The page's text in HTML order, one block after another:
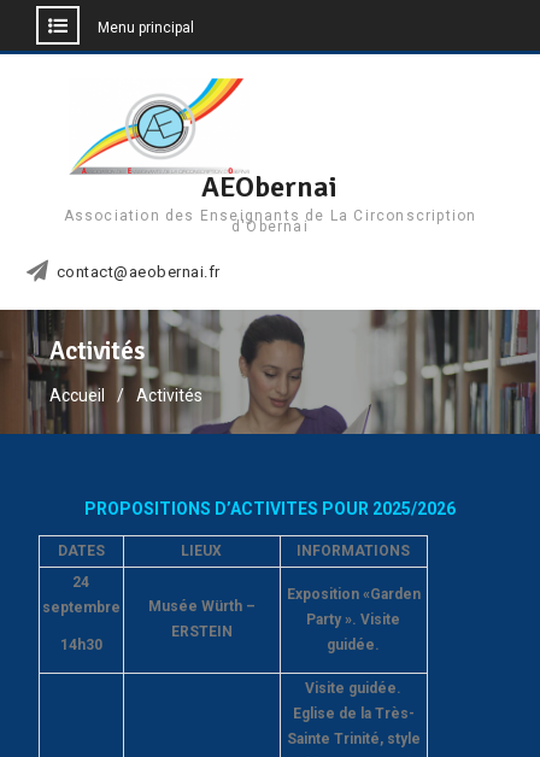
Menu principal
AEObernai
Association des Enseignants de La Circonscription
d'Obernai
contact@aeobernai.fr
Activités
Accueil Activités
PROPOSITIONS D’ACTIVITES POUR 2025/2026
DATES LIEUX
INFORMATIONS
24
septembre
14h30
Musée Würth –
ERSTEIN
Exposition «Garden
Party ». Visite
guidée.
Visite guidée.
Eglise de la Très-
Sainte Trinité, style